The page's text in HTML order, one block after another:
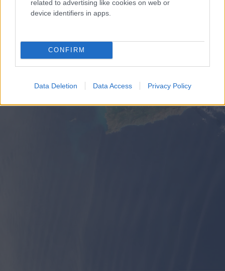
related to advertising like cookies on web or
device identifiers in apps.
CONFIRM
Data Deletion Data Access Privacy Policy